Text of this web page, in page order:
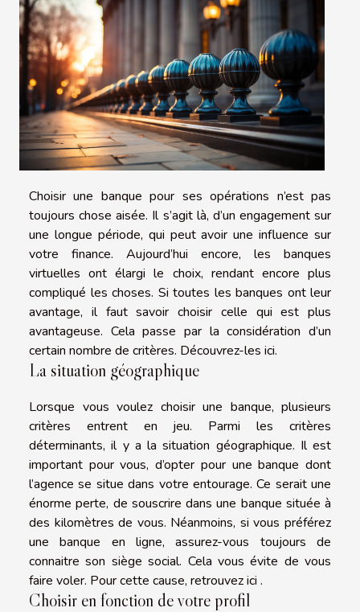
Choisir une banque pour ses opérations n’est pas
toujours chose aisée. Il s’agit là, d’un engagement sur
une longue période, qui peut avoir une influence sur
votre finance. Aujourd’hui encore, les banques
virtuelles ont élargi le choix, rendant encore plus
compliqué les choses. Si toutes les banques ont leur
avantage, il faut savoir choisir celle qui est plus
avantageuse. Cela passe par la considération d’un
certain nombre de critères. Découvrez-les ici.
La situation géographique
Lorsque vous voulez choisir une banque, plusieurs
critères entrent en jeu. Parmi les critères
déterminants, il y a la situation géographique. Il est
important pour vous, d’opter pour une banque dont
l’agence se situe dans votre entourage. Ce serait une
énorme perte, de souscrire dans une banque située à
des kilomètres de vous. Néanmoins, si vous préférez
une banque en ligne, assurez-vous toujours de
connaitre son siège social. Cela vous évite de vous
faire voler. Pour cette cause, retrouvez ici .
Choisir en fonction de votre profil